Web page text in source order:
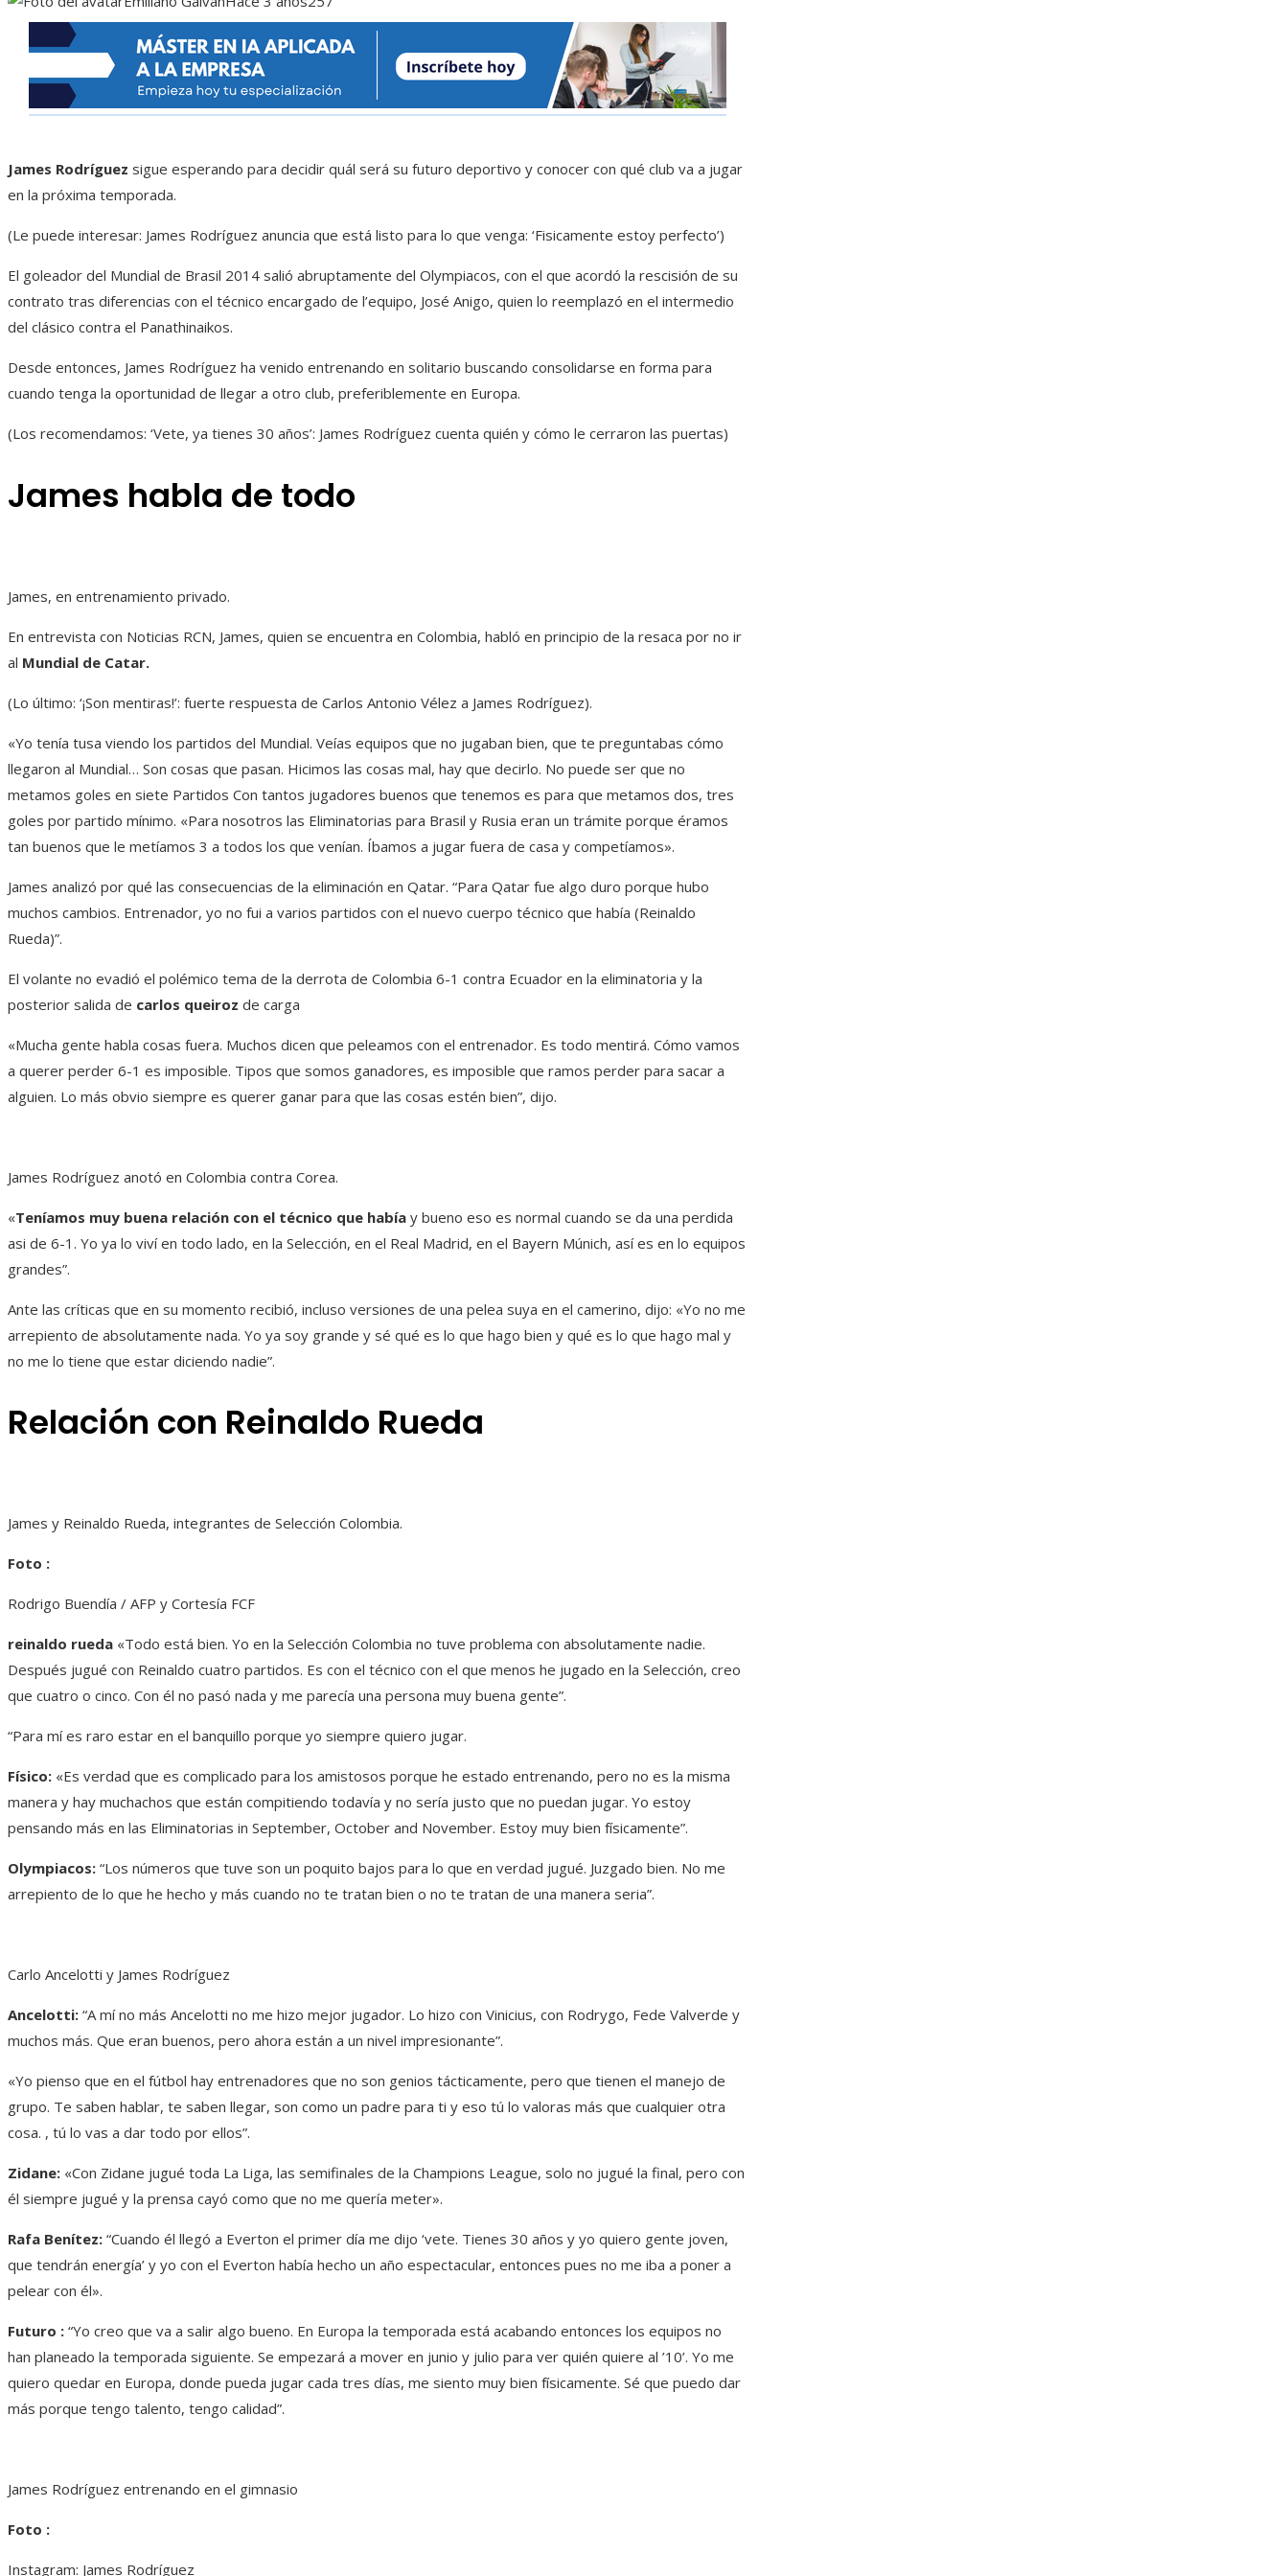
James Rodríguez sigue esperando para decidir quál será su futuro deportivo y conocer con qué club va a jugar
en la próxima temporada.
(Le puede interesar: James Rodríguez anuncia que está listo para lo que venga: ‘Fisicamente estoy perfecto’)
El goleador del Mundial de Brasil 2014 salió abruptamente del Olympiacos, con el que acordó la rescisión de su
contrato tras diferencias con el técnico encargado de l’equipo, José Anigo, quien lo reemplazó en el intermedio
del clásico contra el Panathinaikos.
Desde entonces, James Rodríguez ha venido entrenando en solitario buscando consolidarse en forma para
cuando tenga la oportunidad de llegar a otro club, preferiblemente en Europa.
(Los recomendamos: ‘Vete, ya tienes 30 años’: James Rodríguez cuenta quién y cómo le cerraron las puertas)
James habla de todo
James, en entrenamiento privado.
En entrevista con Noticias RCN, James, quien se encuentra en Colombia, habló en principio de la resaca por no ir
al Mundial de Catar.
(Lo último: ‘¡Son mentiras!’: fuerte respuesta de Carlos Antonio Vélez a James Rodríguez).
«Yo tenía tusa viendo los partidos del Mundial. Veías equipos que no jugaban bien, que te preguntabas cómo
llegaron al Mundial… Son cosas que pasan. Hicimos las cosas mal, hay que decirlo. No puede ser que no
metamos goles en siete Partidos Con tantos jugadores buenos que tenemos es para que metamos dos, tres
goles por partido mínimo. «Para nosotros las Eliminatorias para Brasil y Rusia eran un trámite porque éramos
tan buenos que le metíamos 3 a todos los que venían. Íbamos a jugar fuera de casa y competíamos».
James analizó por qué las consecuencias de la eliminación en Qatar. “Para Qatar fue algo duro porque hubo
muchos cambios. Entrenador, yo no fui a varios partidos con el nuevo cuerpo técnico que había (Reinaldo
Rueda)”.
El volante no evadió el polémico tema de la derrota de Colombia 6-1 contra Ecuador en la eliminatoria y la
posterior salida de carlos queiroz de carga
«Mucha gente habla cosas fuera. Muchos dicen que peleamos con el entrenador. Es todo mentirá. Cómo vamos
a querer perder 6-1 es imposible. Tipos que somos ganadores, es imposible que ramos perder para sacar a
alguien. Lo más obvio siempre es querer ganar para que las cosas estén bien”, dijo.
James Rodríguez anotó en Colombia contra Corea.
«Teníamos muy buena relación con el técnico que había y bueno eso es normal cuando se da una perdida
asi de 6-1. Yo ya lo viví en todo lado, en la Selección, en el Real Madrid, en el Bayern Múnich, así es en lo equipos
grandes”.
Ante las críticas que en su momento recibió, incluso versiones de una pelea suya en el camerino, dijo: «Yo no me
arrepiento de absolutamente nada. Yo ya soy grande y sé qué es lo que hago bien y qué es lo que hago mal y
no me lo tiene que estar diciendo nadie”.
Relación con Reinaldo Rueda
James y Reinaldo Rueda, integrantes de Selección Colombia.
Foto :
Rodrigo Buendía / AFP y Cortesía FCF
reinaldo rueda «Todo está bien. Yo en la Selección Colombia no tuve problema con absolutamente nadie.
Después jugué con Reinaldo cuatro partidos. Es con el técnico con el que menos he jugado en la Selección, creo
que cuatro o cinco. Con él no pasó nada y me parecía una persona muy buena gente”.
“Para mí es raro estar en el banquillo porque yo siempre quiero jugar.
Físico: «Es verdad que es complicado para los amistosos porque he estado entrenando, pero no es la misma
manera y hay muchachos que están compitiendo todavía y no sería justo que no puedan jugar. Yo estoy
pensando más en las Eliminatorias in September, October and November. Estoy muy bien físicamente”.
Olympiacos: “Los números que tuve son un poquito bajos para lo que en verdad jugué. Juzgado bien. No me
arrepiento de lo que he hecho y más cuando no te tratan bien o no te tratan de una manera seria”.
Carlo Ancelotti y James Rodríguez
Ancelotti: “A mí no más Ancelotti no me hizo mejor jugador. Lo hizo con Vinicius, con Rodrygo, Fede Valverde y
muchos más. Que eran buenos, pero ahora están a un nivel impresionante”.
«Yo pienso que en el fútbol hay entrenadores que no son genios tácticamente, pero que tienen el manejo de
grupo. Te saben hablar, te saben llegar, son como un padre para ti y eso tú lo valoras más que cualquier otra
cosa. , tú lo vas a dar todo por ellos”.
Zidane: «Con Zidane jugué toda La Liga, las semifinales de la Champions League, solo no jugué la final, pero con
él siempre jugué y la prensa cayó como que no me quería meter».
Rafa Benítez: “Cuando él llegó a Everton el primer día me dijo ‘vete. Tienes 30 años y yo quiero gente joven,
que tendrán energía’ y yo con el Everton había hecho un año espectacular, entonces pues no me iba a poner a
pelear con él».
Futuro : “Yo creo que va a salir algo bueno. En Europa la temporada está acabando entonces los equipos no
han planeado la temporada siguiente. Se empezará a mover en junio y julio para ver quién quiere al ’10’. Yo me
quiero quedar en Europa, donde pueda jugar cada tres días, me siento muy bien físicamente. Sé que puedo dar
más porque tengo talento, tengo calidad”.
James Rodríguez entrenando en el gimnasio
Foto :
Instagram: James Rodríguez